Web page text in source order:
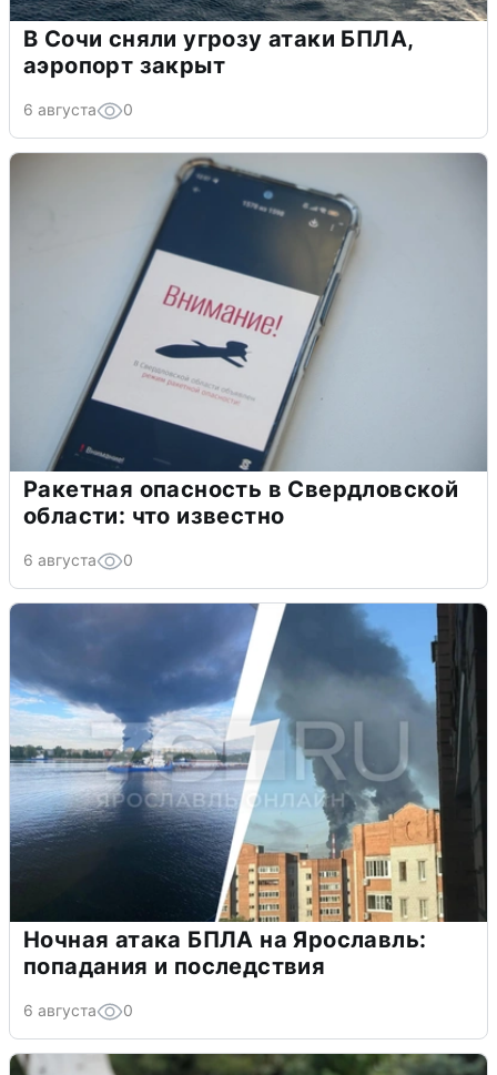
В Сочи сняли угрозу атаки БПЛА,
аэропорт закрыт
6 августа 0
Ракетная опасность в Свердловской
области: что известно
6 августа 0
Ночная атака БПЛА на Ярославль:
попадания и последствия
6 августа 0